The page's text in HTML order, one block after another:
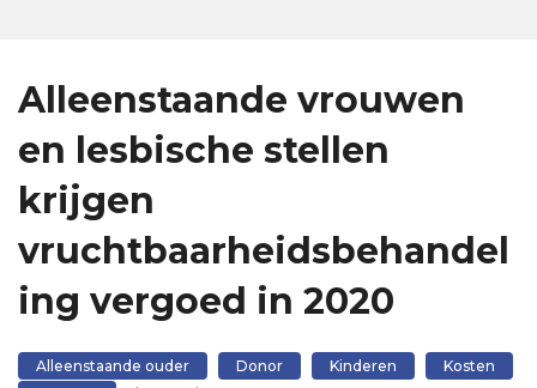
Alleenstaande vrouwen
en lesbische stellen
krijgen
vruchtbaarheidsbehandel
ing vergoed in 2020
Alleenstaande ouder Donor Kinderen
Kosten